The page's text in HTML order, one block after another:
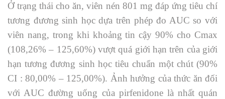
Ở trạng thái cho ăn, viên nén 801 mg đáp ứng tiêu chí
tương đương sinh học dựa trên phép đo AUC so với
viên nang, trong khi khoảng tin cậy 90% cho Cmax
(108,26% – 125,60%) vượt quá giới hạn trên của giới
hạn tương đương sinh học tiêu chuẩn một chút (90%
CI : 80,00% – 125,00%). Ảnh hưởng của thức ăn đối
với AUC đường uống của pirfenidone là nhất quán